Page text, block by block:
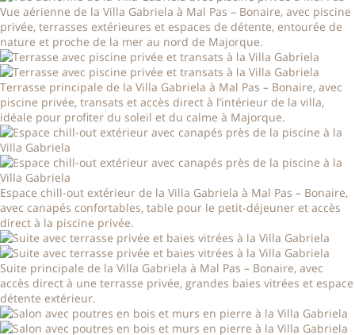
Vue aérienne de la Villa Gabriela à Mal Pas – Bonaire, avec piscine
privée, terrasses extérieures et espaces de détente, entourée de
nature et proche de la mer au nord de Majorque.
Terrasse principale de la Villa Gabriela à Mal Pas – Bonaire, avec
piscine privée, transats et accès direct à l’intérieur de la villa,
idéale pour profiter du soleil et du calme à Majorque.
Espace chill-out extérieur de la Villa Gabriela à Mal Pas – Bonaire,
avec canapés confortables, table pour le petit-déjeuner et accès
direct à la piscine privée.
Suite principale de la Villa Gabriela à Mal Pas – Bonaire, avec
accès direct à une terrasse privée, grandes baies vitrées et espace
détente extérieur.